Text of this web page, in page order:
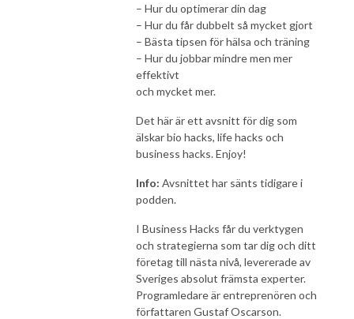
– Hur du optimerar din dag
– Hur du får dubbelt så mycket gjort
– Bästa tipsen för hälsa och träning
– Hur du jobbar mindre men mer
effektivt
och mycket mer.
Det här är ett avsnitt för dig som
älskar bio hacks, life hacks och
business hacks. Enjoy!
Info: Avsnittet har sänts tidigare i
podden.
I Business Hacks får du verktygen
och strategierna som tar dig och ditt
företag till nästa nivå, levererade av
Sveriges absolut främsta experter.
Programledare är entreprenören och
författaren Gustaf Oscarson.